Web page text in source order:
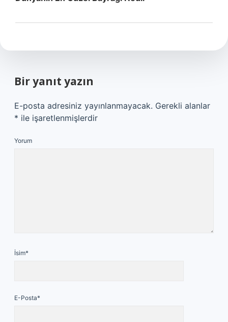
Bir yanıt yazın
E-posta adresiniz yayınlanmayacak. Gerekli alanlar
* ile işaretlenmişlerdir
Yorum
İsim*
E-Posta*